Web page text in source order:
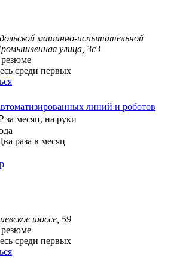
машинно-испытательной
улица, 3с3
среди первых
линий и роботов
за месяц, на руки
раза в месяц
шоссе, 59
среди первых